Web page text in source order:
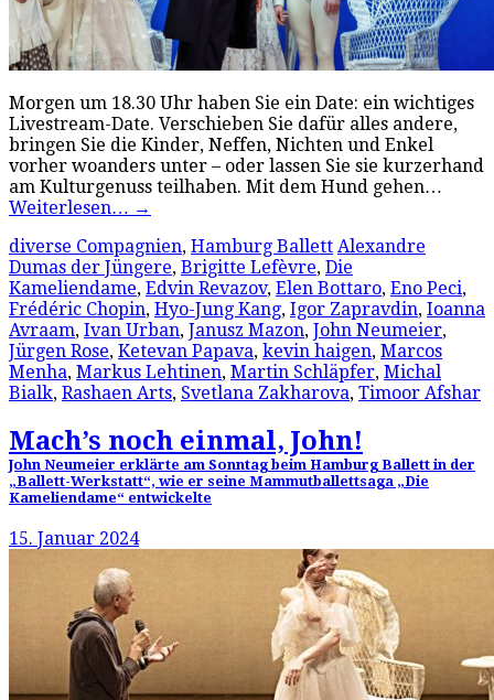
Morgen um 18.30 Uhr haben Sie ein Date: ein wichtiges
Livestream-Date. Verschieben Sie dafür alles andere,
bringen Sie die Kinder, Neffen, Nichten und Enkel
vorher woanders unter – oder lassen Sie sie kurzerhand
am Kulturgenuss teilhaben. Mit dem Hund gehen…
Weiterlesen… →
diverse Compagnien, Hamburg Ballett Alexandre
Dumas der Jüngere, Brigitte Lefèvre, Die
Kameliendame, Edvin Revazov, Elen Bottaro, Eno Peci,
Frédéric Chopin, Hyo-Jung Kang, Igor Zapravdin, Ioanna
Avraam, Ivan Urban, Janusz Mazon, John Neumeier,
Jürgen Rose, Ketevan Papava, kevin haigen, Marcos
Menha, Markus Lehtinen, Martin Schläpfer, Michal
Bialk, Rashaen Arts, Svetlana Zakharova, Timoor Afshar
Mach’s noch einmal, John!
John Neumeier erklärte am Sonntag beim Hamburg Ballett in der
„Ballett-Werkstatt“, wie er seine Mammutballettsaga „Die
Kameliendame“ entwickelte
15. Januar 2024